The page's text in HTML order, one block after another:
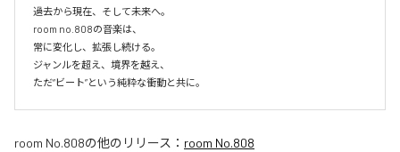
過去から現在、そして未来へ。
room no.808の音楽は、
常に変化し、拡張し続ける。
ジャンルを超え、境界を越え、
room No.808の他のリリース： room No.808